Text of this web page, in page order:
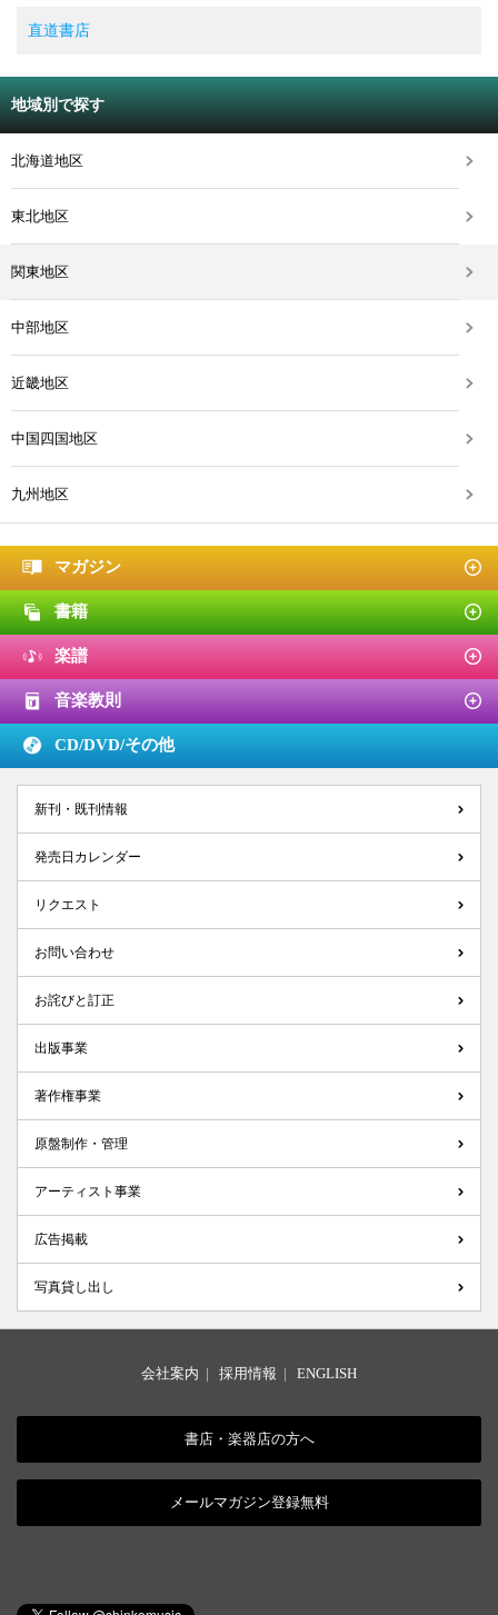
直道書店
地域別で探す
北海道地区
東北地区
関東地区
中部地区
近畿地区
中国四国地区
九州地区
マガジン
書籍
楽譜
音楽教則
CD/DVD/その他
新刊・既刊情報
発売日カレンダー
リクエスト
お問い合わせ
お詫びと訂正
出版事業
著作権事業
原盤制作・管理
アーティスト事業
広告掲載
写真貸し出し
会社案内 | 採用情報 | ENGLISH
書店・楽器店の方へ
メールマガジン登録無料